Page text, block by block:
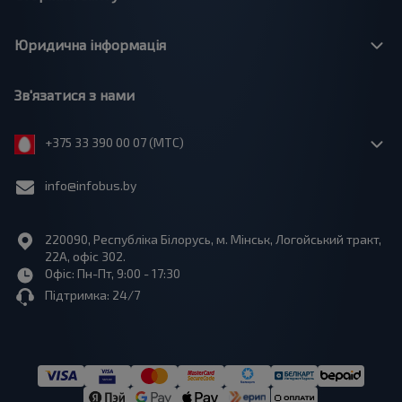
Юридична інформація
Зв'язатися з нами
+375 33 390 00 07 (МТС)
info@infobus.by
220090, Республіка Білорусь, м. Мінськ, Логойський тракт,
22А, офіс 302.
Офіс: Пн-Пт, 9:00 - 17:30
Підтримка: 24/7